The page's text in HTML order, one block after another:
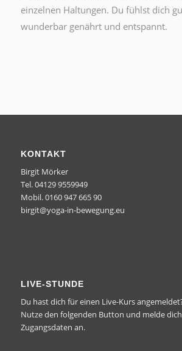
einzelnen Haltungen. Du fühlst dich
wunderbar genährt und entspannt.
KONTAKT
Birgit Mörker
Tel. 04129 9559949
Mobil. 0160 947 665 90
birgit@yoga-in-bewegung.eu
LIVE-STUNDE
Du hast dich für einen Live-Kurs
Nutze den folgenden Button und melde
Zugangsdaten an.